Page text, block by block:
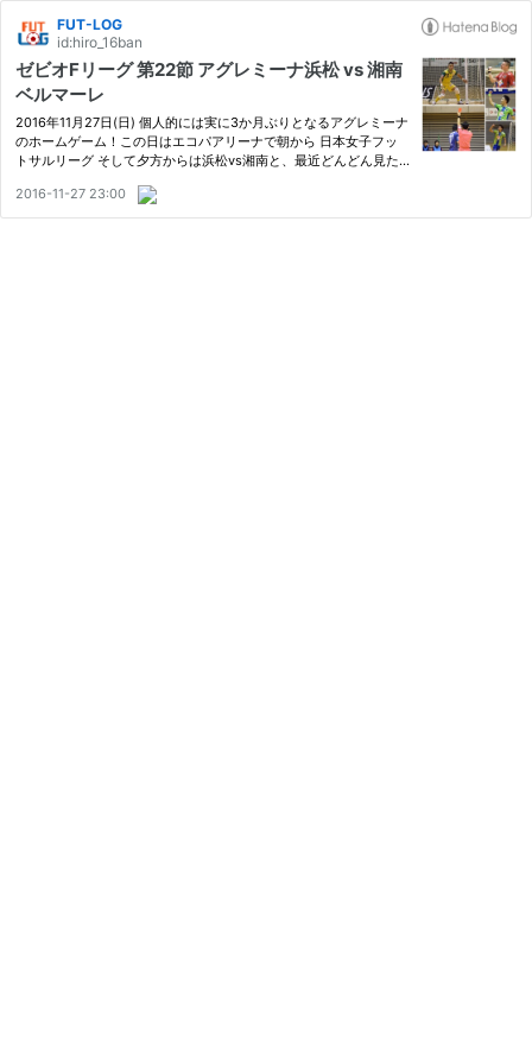
FUT-LOG
id:hiro_16ban
ゼビオFリーグ 第22節 アグレミーナ浜松 vs 湘南
ベルマーレ
2016年11月27日(日) 個人的には実に3か月ぶりとなるアグレミーナ
のホームゲーム！この日はエコパアリーナで朝から 日本女子フッ
トサルリーグ そして夕方からは浜松vs湘南と、最近どんどん見た
ありがたいプログラム。
2016-11-27 23:00